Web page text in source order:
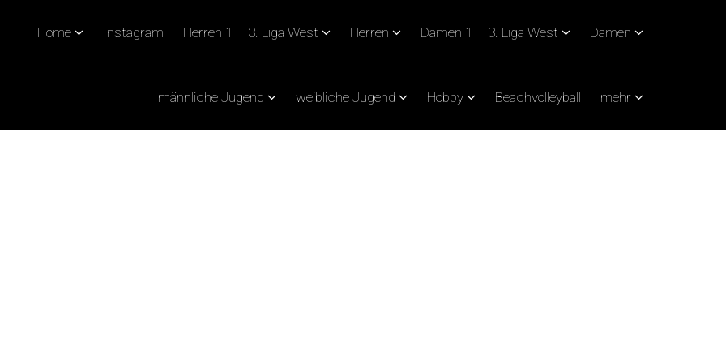
Home Instagram Herren 1 – 3. Liga West Herren Damen 1 – 3. Liga West Damen
männliche Jugend weibliche Jugend Hobby Beachvolleyball mehr